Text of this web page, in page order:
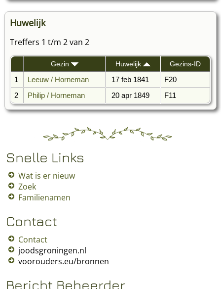
Huwelijk
Treffers 1 t/m 2 van 2
Gezin Huwelijk
Gezins-ID
1
Leeuw / Horneman 17 feb 1841
F20
2
Philip / Horneman 20 apr 1849 F11
Snelle Links
Wat is er nieuw
Zoek
Familienamen
Contact
Contact
joodsgroningen.nl
voorouders.eu/bronnen
Bericht Beheerder